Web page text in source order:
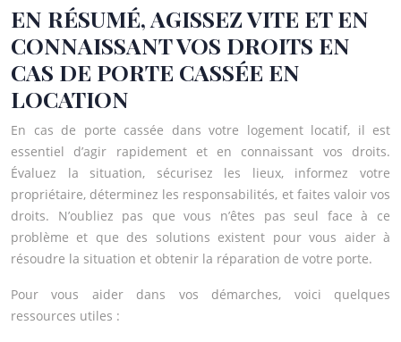
EN RÉSUMÉ, AGISSEZ VITE ET EN
CONNAISSANT VOS DROITS EN
CAS DE PORTE CASSÉE EN
LOCATION
En cas de porte cassée dans votre logement locatif, il est
essentiel d’agir rapidement et en connaissant vos droits.
Évaluez la situation, sécurisez les lieux, informez votre
propriétaire, déterminez les responsabilités, et faites valoir vos
droits. N’oubliez pas que vous n’êtes pas seul face à ce
problème et que des solutions existent pour vous aider à
résoudre la situation et obtenir la réparation de votre porte.
Pour vous aider dans vos démarches, voici quelques
ressources utiles :